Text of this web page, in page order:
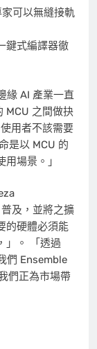
可以無縫接軌
鍵式編譯器徹
緣 AI 產業一直
MCU 之間做抉
用者不該需要
是以 MCU 的
場景。」
及，並將之擴
的硬體必須能
」。 「透過
們 Ensemble
們正為市場帶